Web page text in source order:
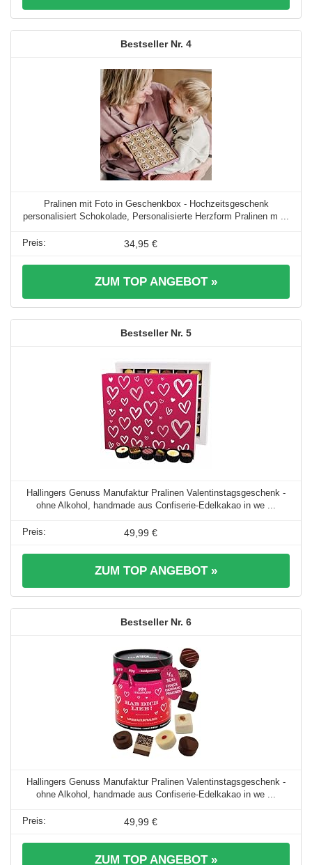
4
Pralinen mit Foto in Geschenkbox - Hochzeitsgeschenk
personalisiert Schokolade, Personalisierte Herzform Pralinen m ...
34,95 €
ZUM TOP ANGEBOT »
5
Hallingers Genuss Manufaktur Pralinen Valentinstagsgeschenk -
ohne Alkohol, handmade aus Confiserie-Edelkakao in we ...
49,99 €
ZUM TOP ANGEBOT »
6
Hallingers Genuss Manufaktur Pralinen Valentinstagsgeschenk -
ohne Alkohol, handmade aus Confiserie-Edelkakao in we ...
49,99 €
ZUM TOP ANGEBOT »